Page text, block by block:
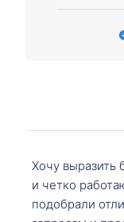
Хочу выразить
и четко
подобрали